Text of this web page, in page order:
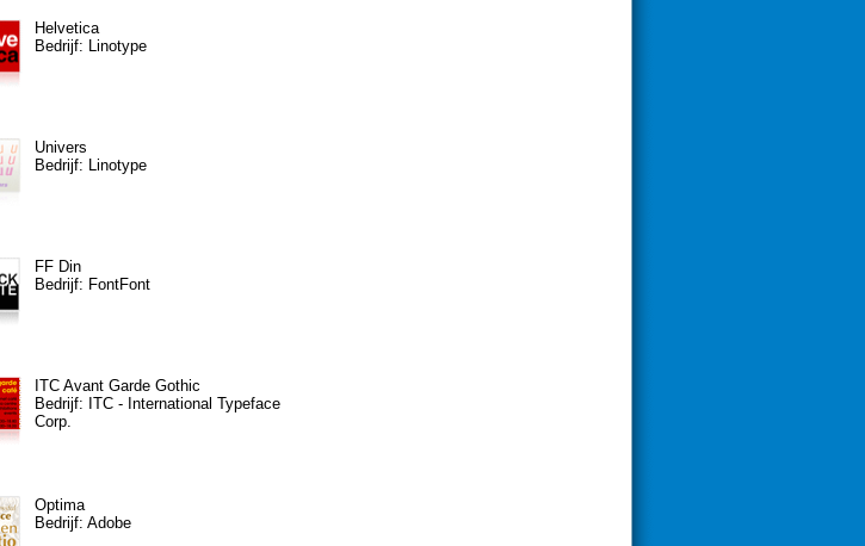
Helvetica
Bedrijf: Linotype
Univers
Bedrijf: Linotype
FF Din
Bedrijf: FontFont
ITC Avant Garde Gothic
Bedrijf: ITC - International Typeface
Corp.
Optima
Bedrijf: Adobe